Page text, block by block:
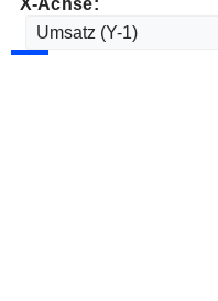
X-Achse: